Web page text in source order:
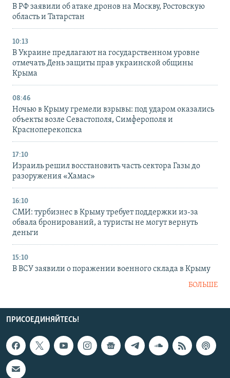
В РФ заявили об атаке дронов на Москву, Ростовскую
область и Татарстан
10:13
В Украине предлагают на государственном уровне
отмечать День защиты прав украинской общины
Крыма
08:46
Ночью в Крыму гремели взрывы: под ударом оказались
объекты возле Севастополя, Симферополя и
Красноперекопска
17:10
Израиль решил восстановить часть сектора Газы до
разоружения «Хамас»
16:10
СМИ: турбизнес в Крыму требует поддержки из-за
обвала бронирований, а туристы не могут вернуть
деньги
15:10
В ВСУ заявили о поражении военного склада в Крыму
БОЛЬШЕ
ПРИСОЕДИНЯЙТЕСЬ!